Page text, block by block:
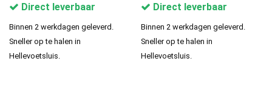
Direct leverbaar
Binnen 2 werkdagen geleverd.
Sneller op te halen in
Hellevoetsluis.
Direct leverbaar
Binnen 2 werkdagen geleverd.
Sneller op te halen in
Hellevoetsluis.